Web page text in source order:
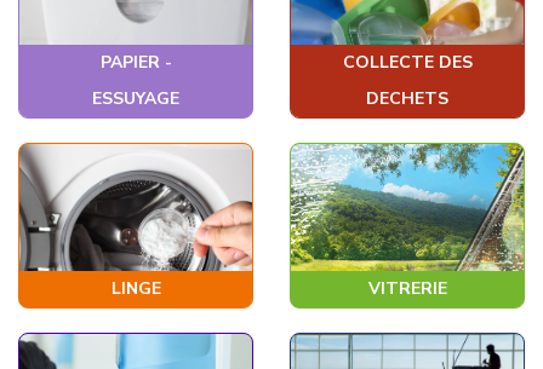
PAPIER -
ESSUYAGE
COLLECTE DES
DECHETS
LINGE VITRERIE